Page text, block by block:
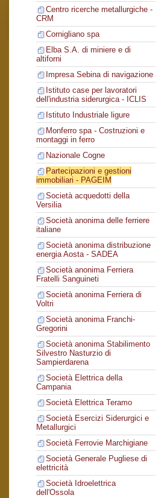
Centro ricerche metallurgiche -
CRM
Cornigliano spa
Elba S.A. di miniere e di
altiforni
Impresa Sebina di navigazione
Istituto case per lavoratori
dell'industria siderurgica - ICLIS
Istituto Industriale ligure
Monferro spa - Costruzioni e
montaggi in ferro
Nazionale Cogne
Partecipazioni e gestioni
immobiliari - PAGEIM
Società acquedotti della
Versilia
Società anonima delle ferriere
italiane
Società anonima distribuzione
energia Aosta - SADEA
Società anonima Ferriera
Fratelli Sanguineti
Società anonima Ferriera di
Voltri
Società anonima Franchi-
Gregorini
Società anonima Stabilimento
Silvestro Nasturzio di
Sampierdarena
Società Elettrica della
Campania
Società Elettrica Teramo
Società Esercizi Siderurgici e
Metallurgici
Società Ferrovie Marchigiane
Società Generale Pugliese di
elettricità
Società Idroelettrica
dell'Ossola